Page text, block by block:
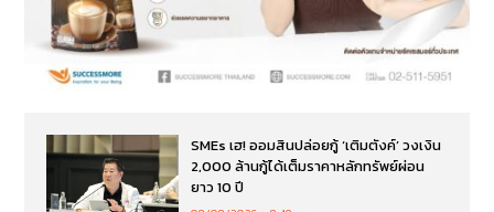
SMEs เฮ! ออมสินปล่อยกู้ ‘เติมตังค์’ วงเงิน
2,000 ล้านกู้ได้เต็มราคาหลักทรัพย์ผ่อน
ยาว 10 ปี